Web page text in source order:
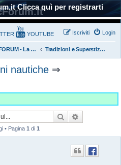
Clicca quì per registrarti
YOUTUBE Login
Iscriviti
NAUTIC FORUM - La Nautica Tradizioni e Superstizioni nautiche
nautiche ⇒
Cerca
• Pagina 1 di 1